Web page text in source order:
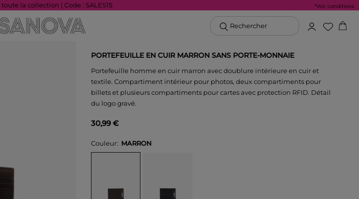
toute la collection | Code : SALES15 *Voir conditions
Rechercher
PORTEFEUILLE EN CUIR MARRON SANS PORTE-MONNAIE
Portefeuille homme en cuir marron avec doublure intérieure en cuir et
textile. Compartiment intérieur pour photos, deux compartiments pour
billets et plusieurs compartiments pour cartes avec protection RFID. Détail
du logo gravé.
30,99 €
Couleur MARRON